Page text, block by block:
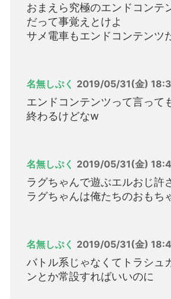
おまえら究極のエンドコンテ
だって事覚えとけよ
サメ電車もエンドコンテンツ
名無しぷく 2019/05/31(金)
エンドコンテンツって言って
終わるけどなw
名無しぷく 2019/05/31(金)
ラグちゃんで遊ぶエルおじ許
ラグちゃんは俺たちのおもち
名無しぷく 2019/05/31(金)
バトル系じゃなくてトラシュ
ンとか常設すればいいのに